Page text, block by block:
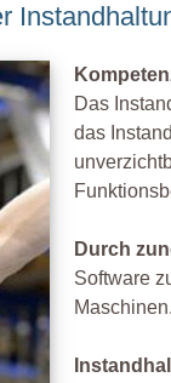
Das
das
Durch
Software
Maschinen.